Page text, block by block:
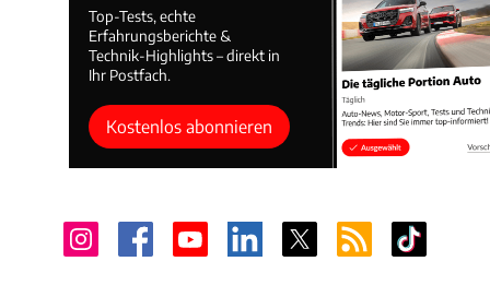
Top-Tests, echte
Erfahrungsberichte &
Technik-Highlights – direkt in
Ihr Postfach.
Kostenlos abonnieren